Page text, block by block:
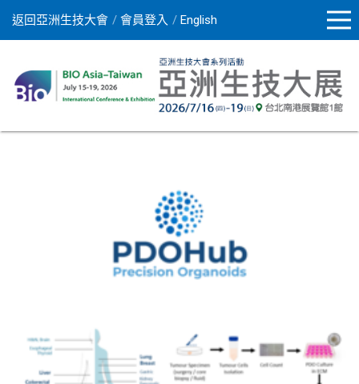
返回亞洲生技大會 會員登入 English